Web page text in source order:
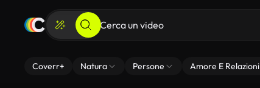
Coverr+ Natura Persone Amore E Relazioni